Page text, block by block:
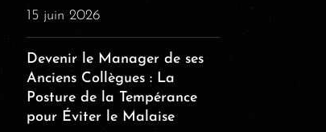
15 juin 2026
Devenir le Manager de ses
Anciens Collègues : La
Posture de la Tempérance
pour Éviter le Malaise